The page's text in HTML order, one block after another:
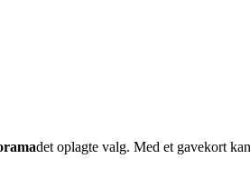
det oplagte valg. Med et gavekort